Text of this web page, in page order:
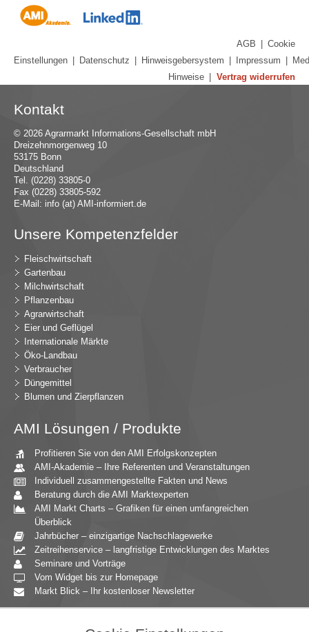
AGB
Cookie
Einstellungen
Datenschutz Hinweisgebersystem Impressum
Hinweise
Vertrag widerrufen
Kontakt
© 2026 Agrarmarkt Informations-Gesellschaft mbH
Dreizehnmorgenweg 10
53175 Bonn
Deutschland
Tel. (0228) 33805-0
Fax (0228) 33805-592
E-Mail: info (at) AMI-informiert.de
Unsere Kompetenzfelder
Fleischwirtschaft
Gartenbau
Milchwirtschaft
Pflanzenbau
Agrarwirtschaft
Eier und Geflügel
Internationale Märkte
Öko-Landbau
Verbraucher
Düngemittel
Blumen und Zierpflanzen
AMI Lösungen / Produkte
Profitieren Sie von den AMI Erfolgskonzepten
AMI-Akademie – Ihre Referenten und Veranstaltungen
Individuell zusammengestellte Fakten und News
Beratung durch die AMI Marktexperten
AMI Markt Charts – Grafiken für einen umfangreichen
Überblick
Jahrbücher – einzigartige Nachschlagewerke
Zeitreihenservice – langfristige Entwicklungen des Marktes
Seminare und Vorträge
Vom Widget bis zur Homepage
Markt Blick – Ihr kostenloser Newsletter